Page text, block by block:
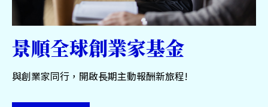
關於景順
台灣
景順全球創業家基金
與創業家同行，開啟長期主動報酬新旅程!